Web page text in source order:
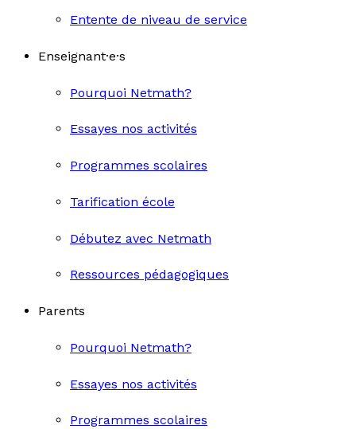
Entente de niveau de service
Enseignant·e·s
Pourquoi Netmath?
Essayes nos activités
Programmes scolaires
Tarification école
Débutez avec Netmath
Ressources pédagogiques
Parents
Pourquoi Netmath?
Essayes nos activités
Programmes scolaires